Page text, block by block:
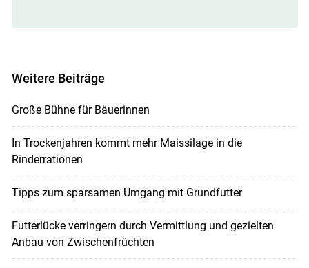
Weitere Beiträge
Große Bühne für Bäuerinnen
In Trockenjahren kommt mehr Maissilage in die
Rinderrationen
Tipps zum sparsamen Umgang mit Grundfutter
Futterlücke verringern durch Vermittlung und gezielten
Anbau von Zwischenfrüchten